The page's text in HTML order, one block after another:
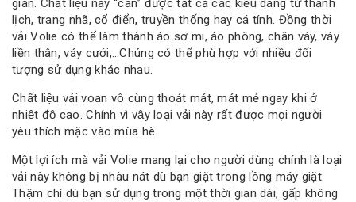
gian. Chất liệu này “cân” được tất cả các kiểu dáng từ thanh
lịch, trang nhã, cổ điển, truyền thống hay cá tính. Đồng thời
vải Volie có thể làm thành áo sơ mi, áo phông, chân váy, váy
liền thân, váy cưới,…Chúng có thể phù hợp với nhiều đối
tượng sử dụng khác nhau.
Chất liệu vải voan vô cùng thoát mát, mát mẻ ngay khi ở
nhiệt độ cao. Chính vì vậy loại vải này rất được mọi người
yêu thích mặc vào mùa hè.
Một lợi ích mà vải Volie mang lại cho người dùng chính là loại
vải này không bị nhàu nát dù bạn giặt trong lồng máy giặt.
Thậm chí dù bạn sử dụng trong một thời gian dài, gấp không